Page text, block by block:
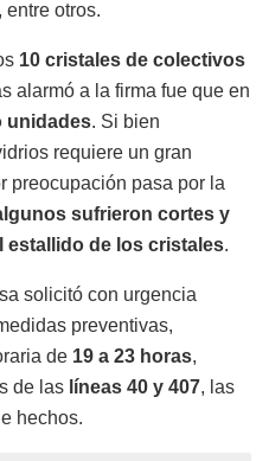
, entre otros.
10 cristales de colectivos
alarmó a la firma fue que en
unidades. Si bien
requiere un gran
preocupación pasa por la
sufrieron cortes y
estallido de los cristales.
solicitó con urgencia
preventivas,
de 19 a 23 horas,
de las líneas 40 y 407, las
hechos.